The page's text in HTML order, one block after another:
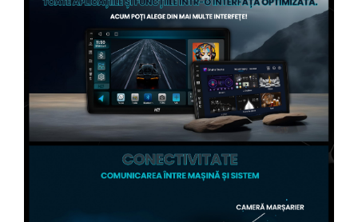
Conectică Smart
Conectică Chrysler
Conectică Land Rover
Conectică Ssangyong